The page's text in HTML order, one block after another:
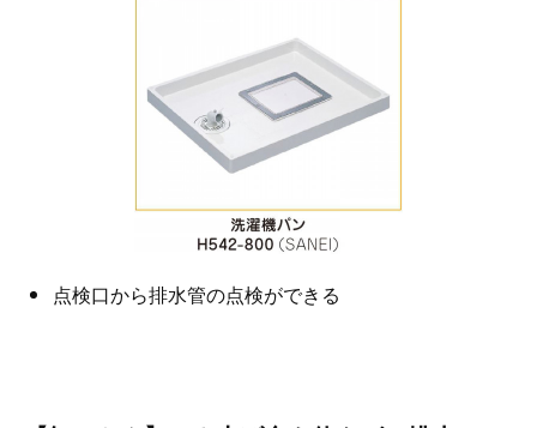
点検口から排水管の点検ができる